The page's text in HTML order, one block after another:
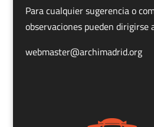
Para cualquier sugerencia o
observaciones pueden dirigirse
webmaster@archimadrid.org